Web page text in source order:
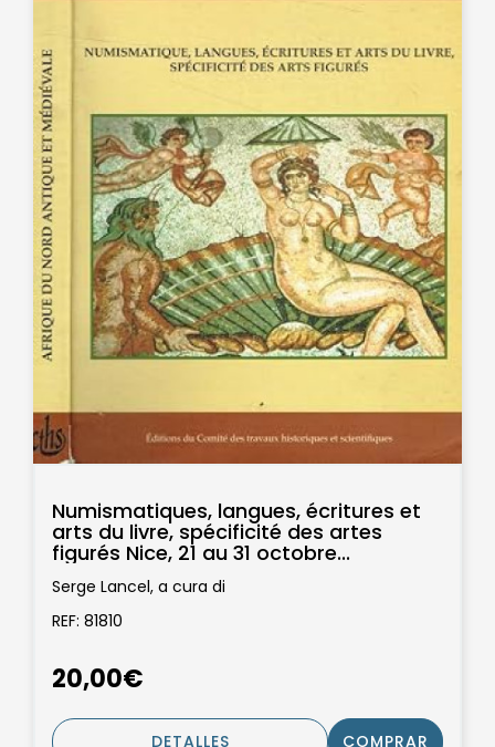
Numismatiques, langues, écritures et
arts du livre, spécificité des artes
figurés Nice, 21 au 31 octobre...
Serge Lancel, a cura di
REF: 81810
20,00€
DETALLES COMPRAR